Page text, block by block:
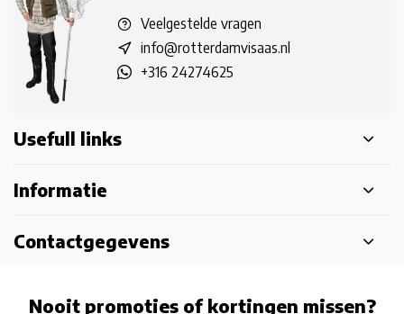
Veelgestelde vragen
info@rotterdamvisaas.nl
+316 24274625
Usefull links
Informatie
Contactgegevens
Nooit promoties of kortingen missen?